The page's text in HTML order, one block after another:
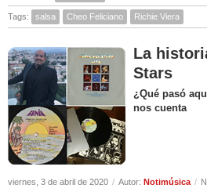
Tags: salsa Cheo Feliciano Richie Viera
La
Stars
¿Qué pasó
nos cuenta
viernes, 3 de abril de 2020 / Autor: Notimúsica /